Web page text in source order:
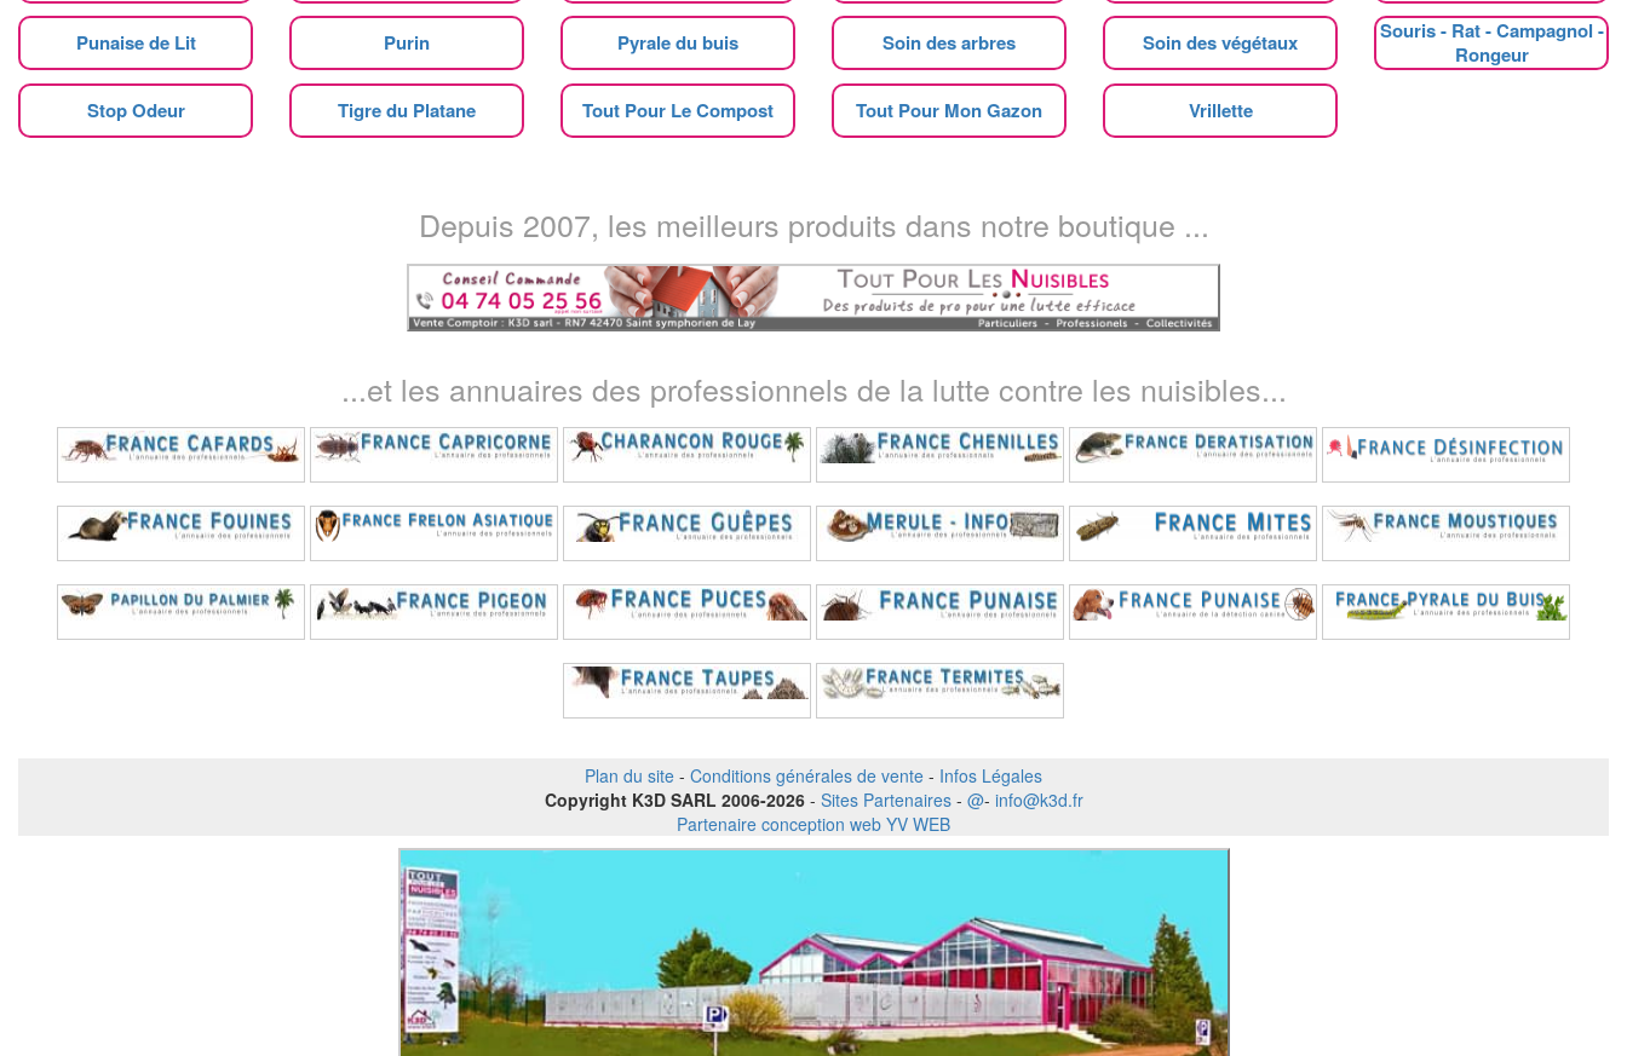
Punaise de Lit Purin Pyrale du buis Soin des arbres Soin des végétaux
Souris - Rat - Campagnol -
Rongeur
Stop Odeur Tigre du Platane Tout Pour Le Compost Tout Pour Mon Gazon Vrillette
Depuis 2007, les meilleurs produits dans notre boutique ...
...et les annuaires des professionnels de la lutte contre les nuisibles...
Plan du site - Conditions générales de vente - Infos Légales
Copyright K3D SARL 2006-2026 - Sites Partenaires- @- info@k3d.fr
Partenaire conception web YV WEB